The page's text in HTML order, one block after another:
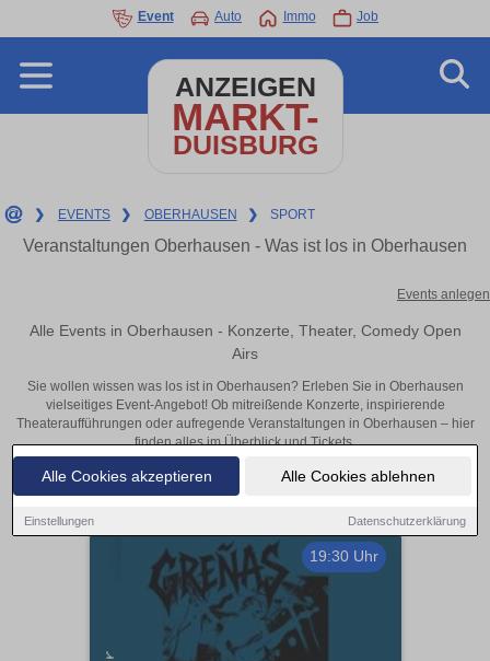
Alle Cookies akzeptieren Alle Cookies ablehnen
Einstellungen Datenschutzerklärung
Event Auto Immo Job
ANZEIGEN
MARKT-
DUISBURG
❯ EVENTS ❯ OBERHAUSEN ❯ SPORT
Veranstaltungen Oberhausen - Was ist los in Oberhausen
Events anlegen
Alle Events in Oberhausen - Konzerte, Theater, Comedy Open
Airs
Sie wollen wissen was los ist in Oberhausen? Erleben Sie in Oberhausen
vielseitiges Event-Angebot! Ob mitreißende Konzerte, inspirierende
Theateraufführungen oder aufregende Veranstaltungen in Oberhausen – hier
finden alles im Überblick und Tickets.
19:30 Uhr